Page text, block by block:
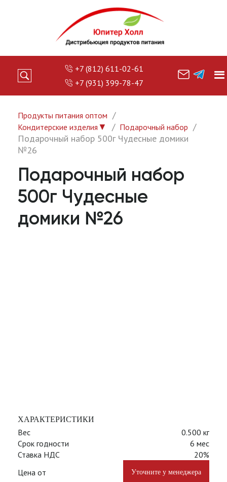
+7 (812) 611-02-61
+7 (931) 399-78-47
Продукты питания оптом
Кондитерские изделия ▼ Подарочный набор
Подарочный набор 500г Чудесные домики
№26
Подарочный набор
500г Чудесные
домики №26
ХАРАКТЕРИСТИКИ
Вес
0.500 кг
Срок годности
6 мес
Ставка НДС
20%
Цена от
Уточните у менеджера